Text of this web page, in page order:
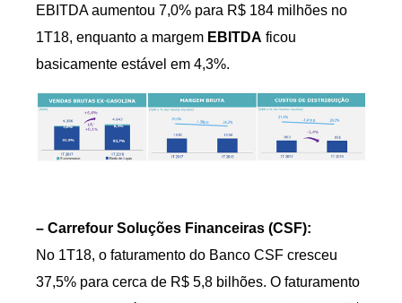
EBITDA aumentou 7,0% para R$ 184 milhões no
1T18, enquanto a margem EBITDA ficou
basicamente estável em 4,3%.
– Carrefour Soluções Financeiras (CSF):
No 1T18, o faturamento do Banco CSF cresceu
37,5% para cerca de R$ 5,8 bilhões. O faturamento